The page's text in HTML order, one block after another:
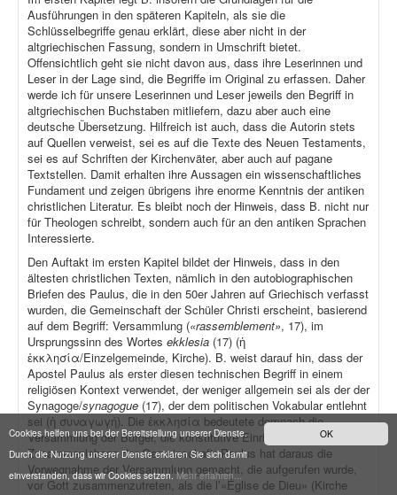
OK
Cookies helfen uns bei der Bereitstellung unserer Dienste.
Durch die Nutzung unserer Dienste erklären Sie sich damit
einverstanden, dass wir Cookies setzen.Mehr erfahren...
Ausführungen in den späteren Kapiteln, als sie die
Schlüsselbegriffe genau erklärt, diese aber nicht in der
altgriechischen Fassung, sondern in Umschrift bietet.
Offensichtlich geht sie nicht davon aus, dass ihre Leserinnen und
Leser in der Lage sind, die Begriffe im Original zu erfassen. Daher
werde ich für unsere Leserinnen und Leser jeweils den Begriff in
altgriechischen Buchstaben mitliefern, dazu aber auch eine
deutsche Übersetzung. Hilfreich ist auch, dass die Autorin stets
auf Quellen verweist, sei es auf die Texte des Neuen Testaments,
sei es auf Schriften der Kirchenväter, aber auch auf pagane
Textstellen. Damit erhalten ihre Aussagen ein wissenschaftliches
Fundament und zeigen übrigens ihre enorme Kenntnis der antiken
christlichen Literatur. Es bleibt noch der Hinweis, dass B. nicht nur
für Theologen schreibt, sondern auch für an den antiken Sprachen
Interessierte.
Den Auftakt im ersten Kapitel bildet der Hinweis, dass in den
ältesten christlichen Texten, nämlich in den autobiographischen
Briefen des Paulus, die in den 50er Jahren auf Griechisch verfasst
wurden, die Gemeinschaft der Schüler Christi erscheint, basierend
auf dem Begriff: Versammlung («rassemblement», 17), im
Ursprungssinn des Wortes ekklesia (17) (ἡ
ἐκκλησία/Einzelgemeinde, Kirche). B. weist darauf hin, dass der
Apostel Paulus als erster diesen technischen Begriff in einem
religiösen Kontext verwendet, der weniger allgemein sei als der der
Synagoge/synagogue (17), der dem politischen Vokabular entlehnt
sei (ἡ συναγωγή). Die ἐκκλησία bedeutete demnach die
Versammlung der Bürger, die konstitutive Einrichtung des
Zusammenlebens der Gemeinschaft; Paulus hat daraus die
Vorwegnahme der Versammlung gemacht, die aufgerufen wurde,
vor Gott zusammenzutreten, als die l’«Église de Dieu» (Kirche